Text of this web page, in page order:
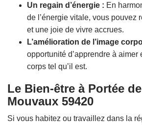
Un regain d’énergie : En
de l’énergie vitale, vous pouvez
et une joie de vivre accrues.
L’amélioration de l’image
opportunité d’apprendre à aimer
corps tel qu’il est.
Le Bien-être à Portée
Mouvaux 59420
Si vous habitez ou travaillez dans la